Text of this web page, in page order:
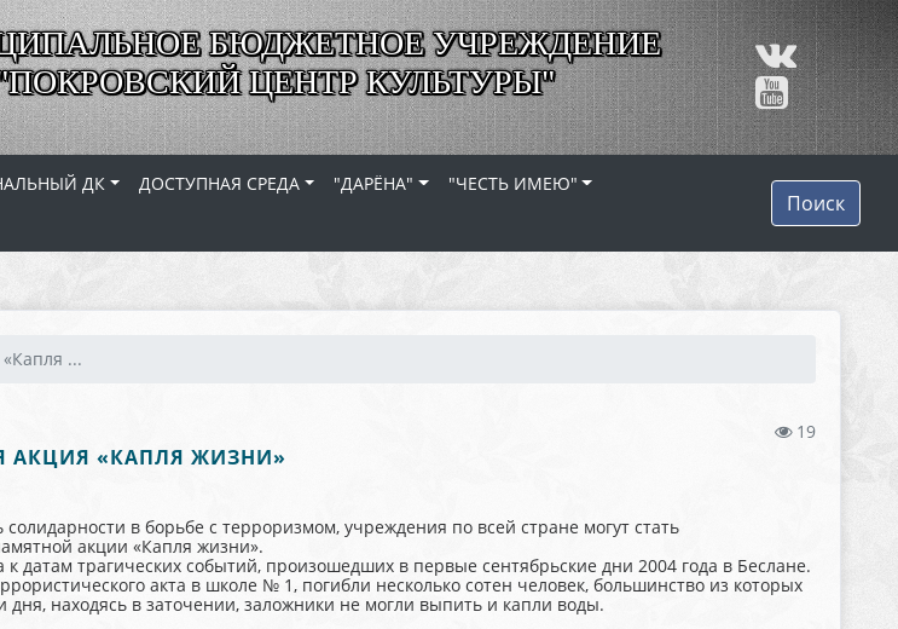
БЮДЖЕТНОЕ УЧРЕЖДЕНИЕ
ЦЕНТР КУЛЬТУРЫ"
ДК ДОСТУПНАЯ СРЕДА "ДАРЁНА"
"ЧЕСТЬ ИМЕЮ"
Поиск
...
19
АКЦИЯ «КАПЛЯ ЖИЗНИ»
солидарности в борьбе с терроризмом, учреждения по всей стране могут стать
акции «Капля жизни».
датам трагических событий, произошедших в первые сентябрьские дни 2004 года в Беслане.
акта в школе № 1, погибли несколько сотен человек, большинство из которых
дня, находясь в заточении, заложники не могли выпить и капли воды.